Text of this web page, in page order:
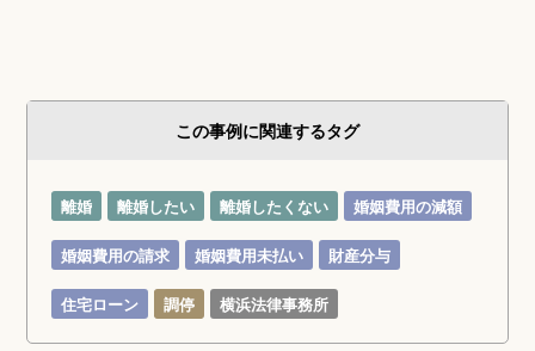
この事例に関連するタグ
離婚 離婚したい 離婚したくない 婚姻費用の減額
婚姻費用の請求 婚姻費用未払い 財産分与
住宅ローン 調停 横浜法律事務所